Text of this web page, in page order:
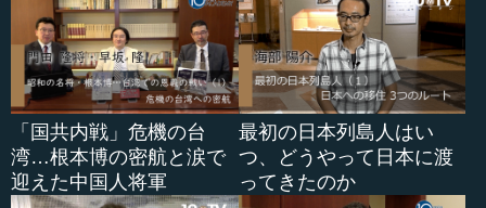
っているわけではありません。武士道というと、『葉隠』
とかいろいろな強面の武士道もありますが、私が思うの
は、新渡戸稲造が書いた『武士道』でした。
新渡戸がそれを書いた経緯として、幕末から明治維新の
頃、たくさんの日本人が欧米を訪れていますよね（新渡戸
は文久2（1862）年の幕末生まれですが、実際に訪れたの
はそれよりももっと後になります）。そ...
「国共内戦」危機の台
湾…根本博の密航と涙で
迎えた中国人将軍
最初の日本列島人はい
つ、どうやって日本に渡
ってきたのか